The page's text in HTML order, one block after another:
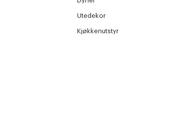
Utedekor
Kjøkkenutstyr